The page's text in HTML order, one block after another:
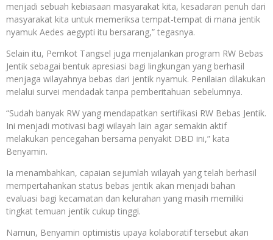
menjadi sebuah kebiasaan masyarakat kita, kesadaran penuh dari
masyarakat kita untuk memeriksa tempat-tempat di mana jentik
nyamuk Aedes aegypti itu bersarang,” tegasnya.
Selain itu, Pemkot Tangsel juga menjalankan program RW Bebas
Jentik sebagai bentuk apresiasi bagi lingkungan yang berhasil
menjaga wilayahnya bebas dari jentik nyamuk. Penilaian dilakukan
melalui survei mendadak tanpa pemberitahuan sebelumnya.
“Sudah banyak RW yang mendapatkan sertifikasi RW Bebas Jentik.
Ini menjadi motivasi bagi wilayah lain agar semakin aktif
melakukan pencegahan bersama penyakit DBD ini,” kata
Benyamin.
Ia menambahkan, capaian sejumlah wilayah yang telah berhasil
mempertahankan status bebas jentik akan menjadi bahan
evaluasi bagi kecamatan dan kelurahan yang masih memiliki
tingkat temuan jentik cukup tinggi.
Namun, Benyamin optimistis upaya kolaboratif tersebut akan